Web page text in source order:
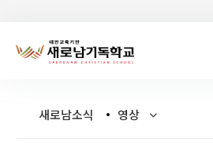
새로남소식 영상